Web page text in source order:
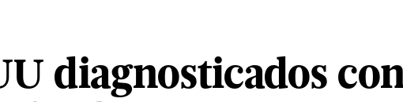
diagnosticados